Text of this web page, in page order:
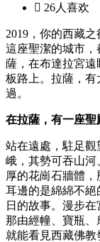
 26人喜欢
2019，你的西藏
這座聖潔的城市
薩，在布達拉宮
板路上。拉薩，
過。
在拉薩，有一座聖
站在遠處，駐足
峨，其勢可吞山
厚的花崗石牆體
耳邊的是綿綿不
日的故事。漫步
那由經幢、寶瓶
就能看見西藏佛